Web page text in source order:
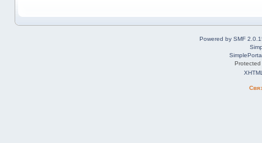
Powered by SMF